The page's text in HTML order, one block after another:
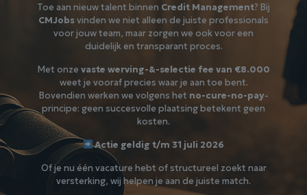
Toe aan nieuw talent binnen Credit Management? Bij
CMJobsvinden we niet alleen de juiste professionals
voor jouw team, maar zorgen we ook voor een
duidelijk en transparant proces.
Met onze vaste werving-&-selectie fee van €8.000
weet je vooraf precies waar je aan toe bent.
Bovendien werken we volgens het no-cure-no-pay-
principe: geen succesvolle plaatsing betekent geen
kosten.
Actie geldig t/m 31 juli 2026
Of je nu één vacature hebt of structureel zoekt naar
versterking, wij helpen je aan de juiste match.